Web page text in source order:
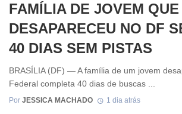
FAMÍLIA DE JOVEM QUE
DESAPARECEU NO DF
40 DIAS SEM PISTAS
BRASÍLIA (DF) — A família de um jovem
Federal completa 40 dias de buscas ...
Por JESSICA MACHADO 1 dia atrás